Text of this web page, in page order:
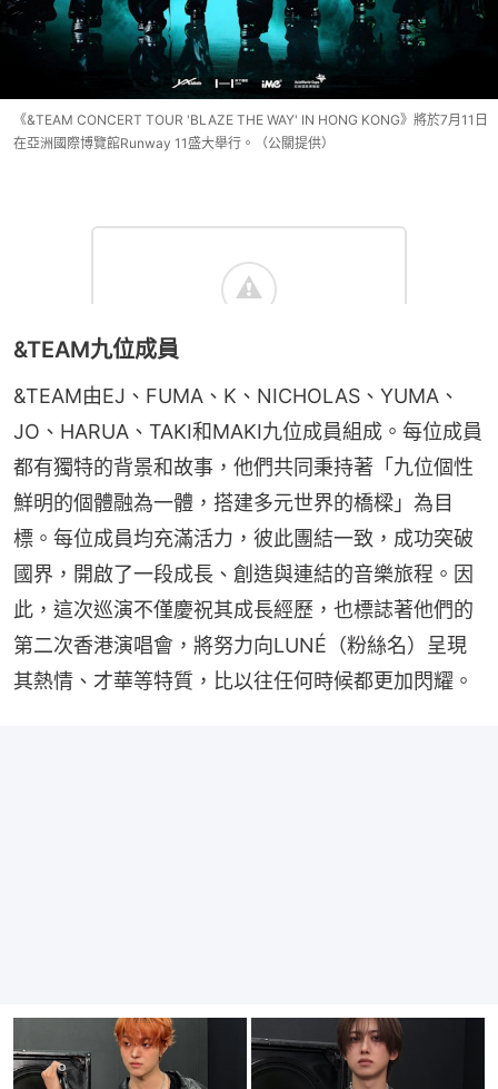
《&TEAM CONCERT TOUR 'BLAZE THE WAY' IN HONG KONG》將於7月11日
在亞洲國際博覽館Runway 11盛大舉行。（公關提供）
&TEAM九位成員
&TEAM由EJ、FUMA、K、NICHOLAS、YUMA、
JO、HARUA、TAKI和MAKI九位成員組成。每位成員
都有獨特的背景和故事，他們共同秉持著「九位個性
鮮明的個體融為一體，搭建多元世界的橋樑」為目
標。每位成員均充滿活力，彼此團結一致，成功突破
國界，開啟了一段成長、創造與連結的音樂旅程。因
此，這次巡演不僅慶祝其成長經歷，也標誌著他們的
第二次香港演唱會，將努力向LUNÉ（粉絲名）呈現
其熱情、才華等特質，比以往任何時候都更加閃耀。